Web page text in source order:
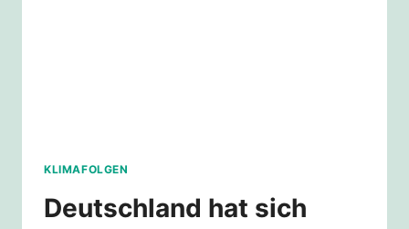
KLIMAFOLGEN
Deutschland hat sich